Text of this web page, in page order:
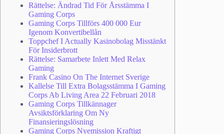
Rättelse: Ändrad Tid För Årsstämma I
Gaming Corps
Gaming Corps Tillförs 400 000 Eur
Igenom Konvertibellån
Toppchef I Actually Kasinobolag Misstänkt
För Insiderbrott
Rättelse: Samarbete Inlett Med Relax
Gaming
Frank Casino On The Internet Sverige
Kallelse Till Extra Bolagsstämma I Gaming
Corps Ab Living Area 22 Februari 2018
Gaming Corps Tillkännager
Avsiktsförklaring Om Ny
Finansieringslösning
Gaming Corps Nyemission Kraftigt